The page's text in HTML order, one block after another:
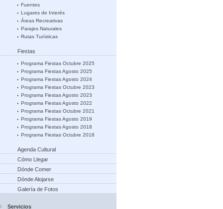
Fuentes
Lugares de Interés
Áreas Recreativas
Parajes Naturales
Rutas Turísticas
Fiestas
Programa Fiestas Octubre 2025
Programa Fiestas Agosto 2025
Programa Fiestas Agosto 2024
Programa Fiestas Octubre 2023
Programa Fiestas Agosto 2023
Programa Fiestas Agosto 2022
Programa Fiestas Octubre 2021
Programa Fiestas Agosto 2019
Programa Fiestas Agosto 2018
Programa Fiestas Octubre 2018
Agenda Cultural
Cómo Llegar
Dónde Comer
Dónde Alojarse
Galería de Fotos
Servicios